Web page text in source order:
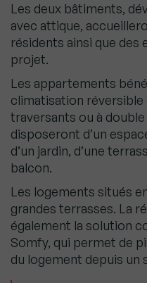
Les deux bâtiments,
avec attique,
résidents ainsi que des
projet.
Les appartements
climatisation
traversants ou à
disposeront d’un
d’un jardin, d’une
balcon.
Les logements situés
grandes terrasses. La
également la solution
Somfy, qui permet de
du logement depuis un